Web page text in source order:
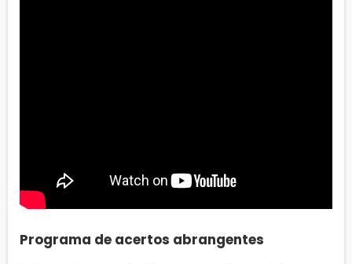
Programa de acertos abrangentes